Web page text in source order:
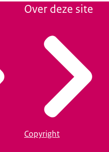
Over deze site
Copyright